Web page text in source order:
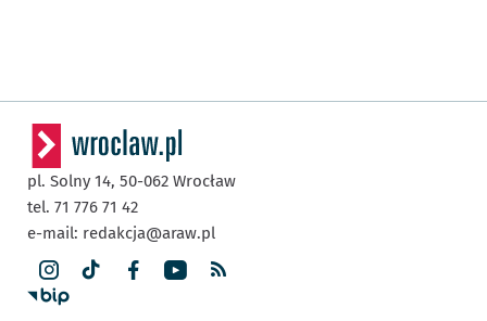
pl. Solny 14, 50-062 Wrocław
tel. 71 776 71 42
e-mail: redakcja@araw.pl